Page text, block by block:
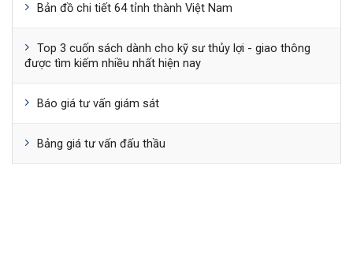
Bản đồ chi tiết 64 tỉnh thành Việt Nam
Top 3 cuốn sách dành cho kỹ sư thủy lợi - giao thông
được tìm kiếm nhiều nhất hiện nay
Báo giá tư vấn giám sát
Bảng giá tư vấn đấu thầu